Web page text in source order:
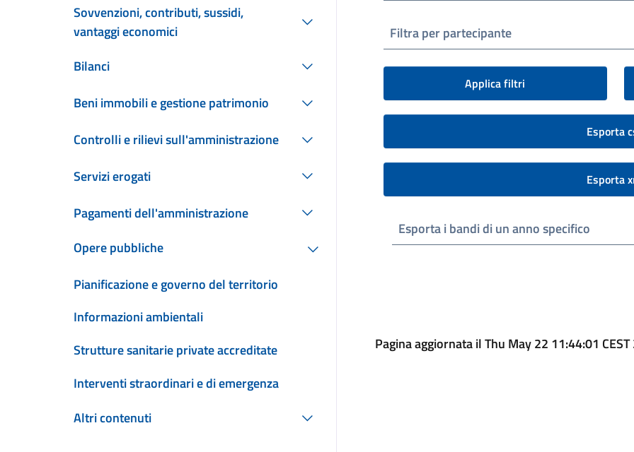
Sovvenzioni, contributi, sussidi,
vantaggi economici
Bilanci
Beni immobili e gestione patrimonio
Controlli e rilievi sull'amministrazione
Servizi erogati
Pagamenti dell'amministrazione
Opere pubbliche
Pianificazione e governo del territorio
Informazioni ambientali
Strutture sanitarie private accreditate
Interventi straordinari e di emergenza
Altri contenuti
Filtra per partecipante
Applica filtri
Esporta
Esporta
Esporta i bandi di un anno specifico
Pagina aggiornata il Thu May 22 11:44:01